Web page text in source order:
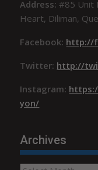
Address:#85 Unit
Heart, Diliman,
Facebook: http://
Twitter: http://
Instagram:
yon/
Archives